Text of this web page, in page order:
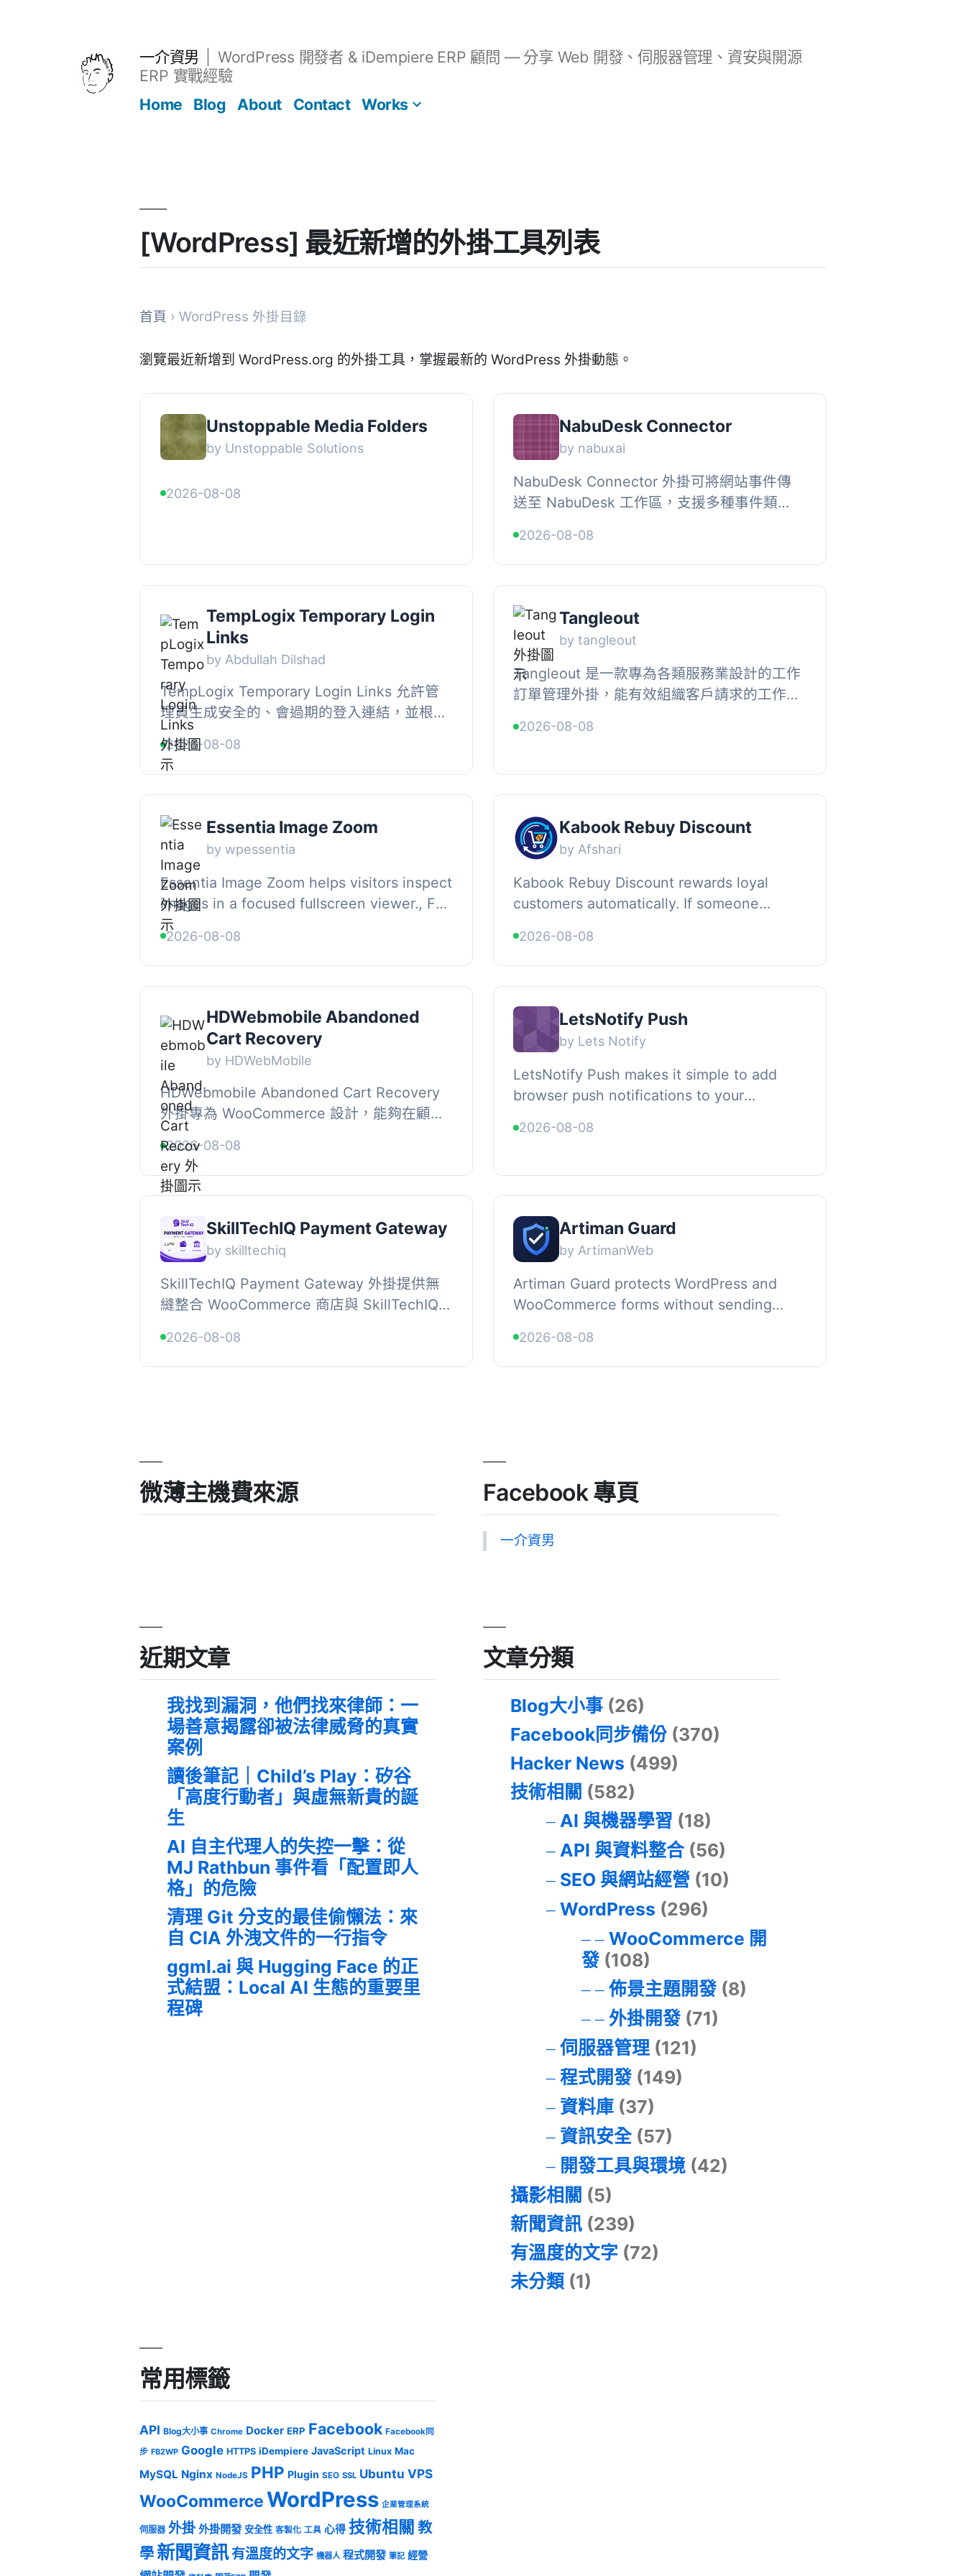
一介資男
WordPress 開發者 & iDempiere ERP 顧問 — 分享 Web 開發、伺服器管理、資安與開源
ERP 實戰經驗
Home
Blog About Contact Works
[WordPress] 最近新增的外掛工具列表
首頁 › WordPress 外掛目錄
瀏覽最近新增到 WordPress.org 的外掛工具，掌握最新的 WordPress 外掛動態。
Unstoppable Media Folders
by Unstoppable Solutions
2026-08-08
NabuDesk Connector
by nabuxai
NabuDesk Connector 外掛可將網站事件傳
送至 NabuDesk 工作區，支援多種事件類
等，並可自定義規則以擴展功能，提升網站...
2026-08-08
TempLogix Temporary Login
Links
by Abdullah Dilshad
TempLogix Temporary Login Links 允許管
理員生成安全的、會過期的登入連結，並根據
使用者角色、時間限制和設備數量進行控制。
此外掛專為需要提供臨時存取權...
2026-08-08
Tangleout
by tangleout
Tangleout 是一款專為各類服務業設計的工作
訂單管理外掛，能有效組織客戶請求的工作，
避免遺失資訊。, , 【主要功...
2026-08-08
Essentia Image Zoom
by wpessentia
Essentia Image Zoom helps visitors inspect
images in a focused fullscreen viewer., For
stores, portfolios, product pages, and
visual landing pages,...
2026-08-08
Kabook Rebuy Discount
by Afshari
Kabook Rebuy Discount rewards loyal
customers automatically. If someone
from your store and comes back for...
2026-08-08
HDWebmobile Abandoned
Cart Recovery
by HDWebMobile
HDWebmobile Abandoned Cart Recovery
外掛專為 WooCommerce 設計，能夠在顧客
輸入電子郵件時即時捕捉，並在他們未完成結
帳時自動發送恢復郵件，幫助商家挽回...
2026-08-08
LetsNotify Push
by Lets Notify
LetsNotify Push makes it simple to add
browser push notifications to your
you need is your LetsNotify acc...
2026-08-08
SkillTechIQ Payment Gateway
by skilltechiq
SkillTechIQ Payment Gateway 外掛提供無
縫整合 WooCommerce 商店與 SkillTechIQ
付款，為顧客提供流暢的結帳體驗...
2026-08-08
Artiman Guard
by ArtimanWeb
Artiman Guard protects WordPress and
WooCommerce forms without sending
external service., Protection layers ...
2026-08-08
微薄主機費來源 Facebook 專頁
一介資男
近期文章
我找到漏洞，他們找來律師：一
場善意揭露卻被法律威脅的真實
案例
讀後筆記｜Child’s Play：矽谷
「高度行動者」與虛無新貴的誕
生
AI 自主代理人的失控一擊：從
MJ Rathbun 事件看「配置即人
格」的危險
清理 Git 分支的最佳偷懶法：來
自 CIA 外洩文件的一行指令
ggml.ai 與 Hugging Face 的正
式結盟：Local AI 生態的重要里
程碑
文章分類
Blog大小事 (26)
Facebook同步備份 (370)
Hacker News (499)
技術相關 (582)
AI 與機器學習 (18)
API 與資料整合(56)
SEO 與網站經營 (10)
WordPress (296)
WooCommerce 開
發(108)
佈景主題開發(8)
外掛開發(71)
伺服器管理(121)
程式開發(149)
資料庫(37)
資訊安全(57)
開發工具與環境(42)
攝影相關 (5)
新聞資訊 (239)
有溫度的文字 (72)
未分類 (1)
常用標籤
API Blog大小事 Chrome Docker ERP Facebook Facebook同
步 FB2WP Google HTTPS iDempiere JavaScript Linux Mac
MySQL Nginx NodeJS PHP Plugin SEO SSL Ubuntu VPS
WooCommerceWordPress 企業管理系統
伺服器 外掛 外掛開發 安全性 客製化 工具 心得 技術相關 教
學 新聞資訊有溫度的文字 機器人 程式開發 筆記 經營